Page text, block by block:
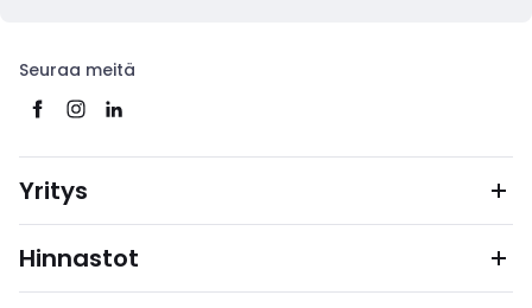
Seuraa meitä
Yritys
Hinnastot